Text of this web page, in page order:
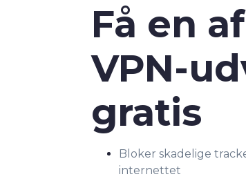
Få en
VPN-
gratis
Bloker skadelige
internettet